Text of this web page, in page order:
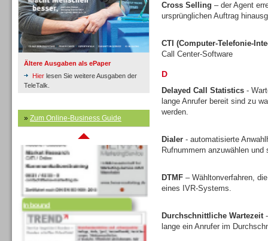
Ältere Ausgaben als ePaper
Hier lesen Sie weitere Ausgaben der
TeleTalk.
» Zum Online-Business Guide
Inbound
Inbound
Cross Selling – der Agent
ursprünglichen Auftrag
CTI (Computer-Telefonie-
Call Center-Software
D
Delayed Call Statistics -
lange Anrufer bereit sind zu
werden.
Dialer - automatisierte
Rufnummern anzuwählen
DTMF – Wähltonverfahren,
eines IVR-Systems.
Durchschnittliche Wartezeit-
lange ein Anrufer im